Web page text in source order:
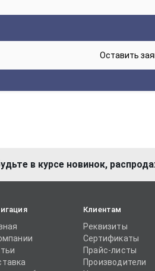
в курсе новинок,
Клиентам
Реквизиты
Сертификаты
Прайс-листы
Производители